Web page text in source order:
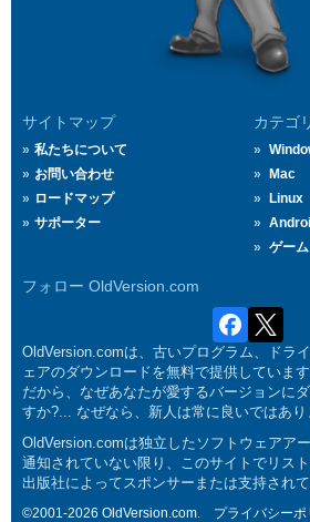
サイトマップ
私たちについて
お問い合わせ
ロードマップ
サポーター
カテゴ
Mac
Linux
ゲー
フォロー OldVersion.com
OldVersion.comは、古いプログラム、ドラ
ェアのダウンロードを無料で提供していま
だから、なぜあなたが愛するバージョンに
すか?... なぜなら、新人は常に良いではあり
OldVersion.comは独立したソフトウェアア
通知されていない限り、このサイトでリス
出版社によってスポンサーまたは支持され
©2001-2026 OldVersion.com. プライバシーポ